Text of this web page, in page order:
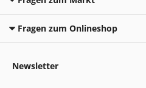
Fragen zum Onlineshop
Newsletter